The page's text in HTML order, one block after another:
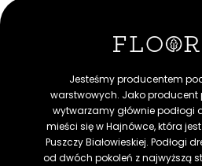
Jesteśmy producentem
warstwowych. Jako producent
wytwarzamy głównie podłogi
mieści się w Hajnówce, która
Puszczy Białowieskiej. Podłogi
od dwóch pokoleń z najwyższą